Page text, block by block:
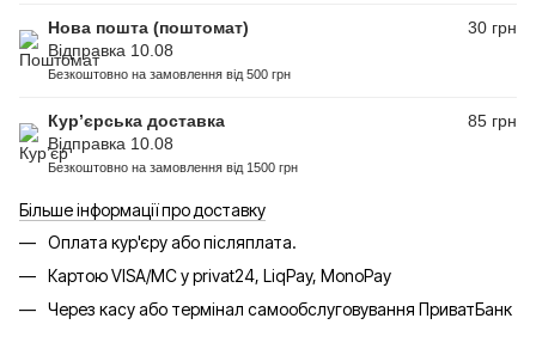
Нова пошта (поштомат)
Відправка 10.08
Безкоштовно на замовлення від 500 грн
30 грн
Кур’єрська доставка
Відправка 10.08
Безкоштовно на замовлення від 1500 грн
85 грн
Більше інформації про доставку
Оплата кур'єру або післяплата.
Картою VISA/MC у privat24, LiqPay, MonoPay
Через касу або термінал самообслуговування ПриватБанк